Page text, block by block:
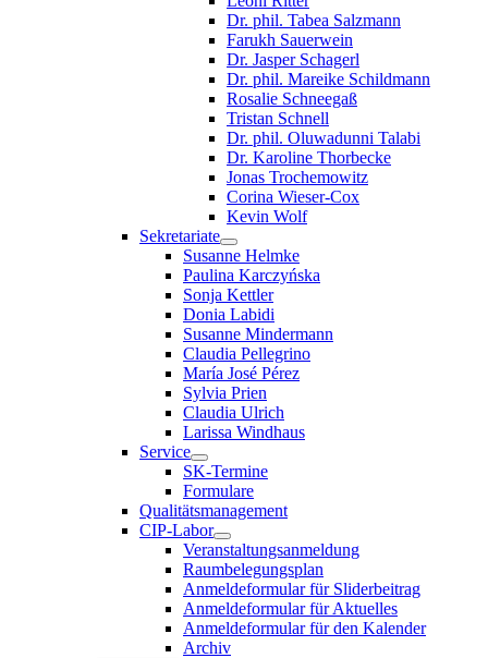
Dr. phil. Tabea Salzmann
Farukh Sauerwein
Dr. Jasper Schagerl
Dr. phil. Mareike Schildmann
Rosalie Schneegaß
Tristan Schnell
Dr. phil. Oluwadunni Talabi
Dr. Karoline Thorbecke
Jonas Trochemowitz
Corina Wieser-Cox
Kevin Wolf
Sekretariate
Susanne Helmke
Paulina Karczyńska
Sonja Kettler
Donia Labidi
Susanne Mindermann
Claudia Pellegrino
María José Pérez
Sylvia Prien
Claudia Ulrich
Larissa Windhaus
Service
SK-Termine
Formulare
Qualitätsmanagement
CIP-Labor
Veranstaltungsanmeldung
Raumbelegungsplan
Anmeldeformular für Sliderbeitrag
Anmeldeformular für Aktuelles
Anmeldeformular für den Kalender
Archiv